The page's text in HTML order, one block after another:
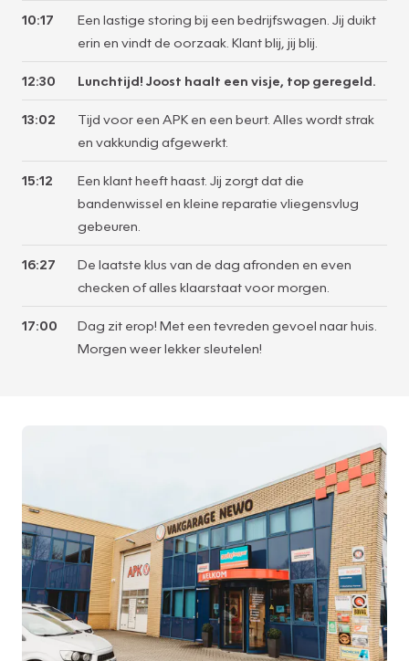
10:17
Een lastige storing bij een bedrijfswagen. Jij duikt
erin en vindt de oorzaak. Klant blij, jij blij.
12:30 Lunchtijd! Joost haalt een visje, top geregeld.
13:02
Tijd voor een APK en een beurt. Alles wordt strak
en vakkundig afgewerkt.
15:12
Een klant heeft haast. Jij zorgt dat die
bandenwissel en kleine reparatie vliegensvlug
gebeuren.
16:27
De laatste klus van de dag afronden en even
checken of alles klaarstaat voor morgen.
17:00
Dag zit erop! Met een tevreden gevoel naar huis.
Morgen weer lekker sleutelen!